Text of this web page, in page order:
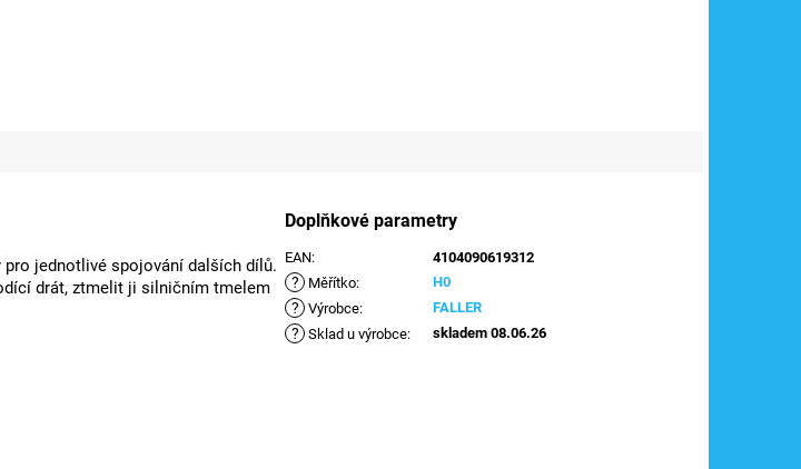
pro jednotlivé spojování dalších dílů.
drát, ztmelit ji silničním tmelem
Doplňkové parametry
EAN: 4104090619312
? Měřítko: H0
? Výrobce: FALLER
? Sklad u výrobce: skladem 08.06.26